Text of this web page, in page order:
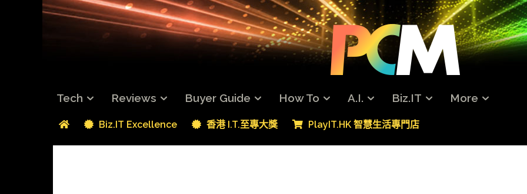
Tech Reviews Buyer Guide How To A.I. Biz.IT More
Biz.IT Excellence 香港 I.T.至專大獎 PlayIT.HK 智慧生活專門店